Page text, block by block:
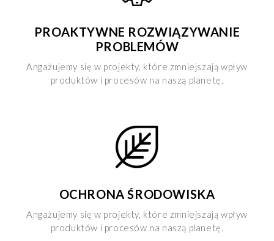
Cookie", accettando o inibendo l'utilizzo delle diverse
per visualizzare l’Informativa Privacy.
PROAKTYWNE ROZWIĄZYWANIE
PROBLEMÓW
Angażujemy się w projekty, które zmniejszają wpływ
produktów i procesów na naszą planetę.
OCHRONA ŚRODOWISKA
Angażujemy się w projekty, które zmniejszają wpływ
produktów i procesów na naszą planetę.